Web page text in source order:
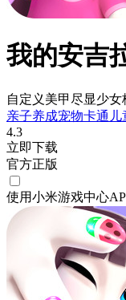
我的安吉
自定义美甲尽显少女
亲子养成宠物卡通 儿
4.3
立即下载
官方正版
使用小米游戏中心